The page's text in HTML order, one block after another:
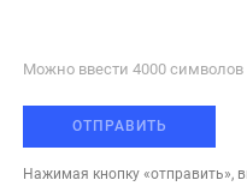
Можно ввести 4000 cимволов
ОТПРАВИТЬ
Нажимая кнопку «отправить»,